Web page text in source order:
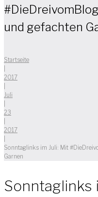
und gefachten
Startseite
2017
Juli
23
2017
Sonntaglinks im Juli: Mit
Garnen
Sonntaglinks